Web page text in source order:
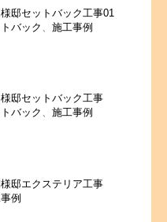
邸セットバック工事01
バック 施工事例
邸セットバック工事
バック 、 施工事例
邸エクステリア工事
例